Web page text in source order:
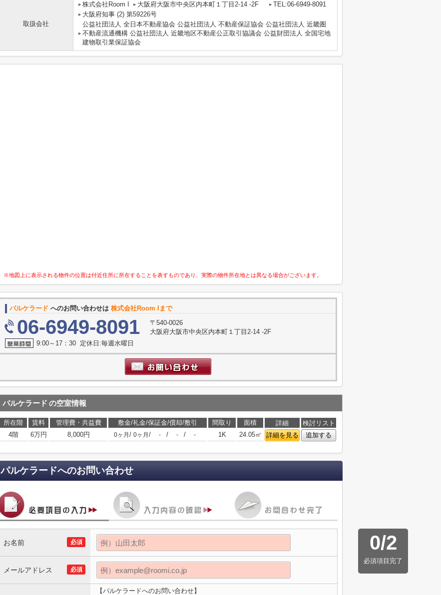
取扱会社
株式会社Room I 大阪府大阪市中央区内本町１丁目2-14 -2F
TEL:06-6949-8091
大阪府知事 (2) 第59226号
公益社団法人 全日本不動産協会 公益社団法人 不動産保証協会 公益社団法人 近畿圏
不動産流通機構 公益社団法人 近畿地区不動産公正取引協議会 公益財団法人 全国宅地
建物取引業保証協会
※地図上に表示される物件の位置は付近住所に所在することを表すものであり、実際の物件所在地とは異なる場合がございます。
パルケラード へのお問い合わせは 株式会社Room Iまで
06-6949-8091
〒540-0026
大阪府大阪市中央区内本町１丁目2-14 -2F
9:00～17：30 定休日:毎週水曜日
パルケラード の空室情報
所在階 賃料 管理費・共益費 敷金/礼金/保証金/償却/敷引 間取り 面積 詳細
検討リスト
4階
6万円 8,000円 0ヶ月 / 0ヶ月 / - / - / - 1K 24.05㎡ 詳細を見る 追加する
パルケラードへのお問い合わせ
0/2
必須項目完了
必須
お名前
必須
メールアドレス
【パルケラードへのお問い合わせ】